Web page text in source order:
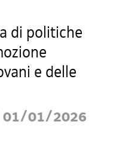
di politiche
e delle
01/01/2026